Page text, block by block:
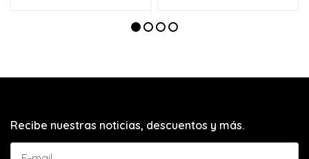
Recibe nuestras noticias, descuentos y más.